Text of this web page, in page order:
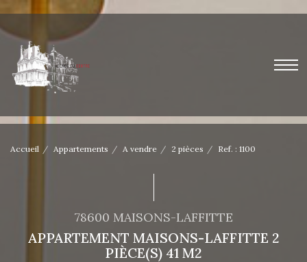
Accueil Appartements A vendre 2 pièces Ref. : 1100
78600 MAISONS-LAFFITTE
APPARTEMENT MAISONS-LAFFITTE 2
PIÈCE(S) 41 M2